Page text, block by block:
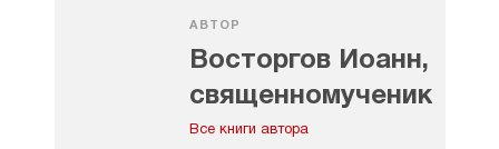
АВТОР
Восторгов Иоанн,
священномученик
Все книги автора